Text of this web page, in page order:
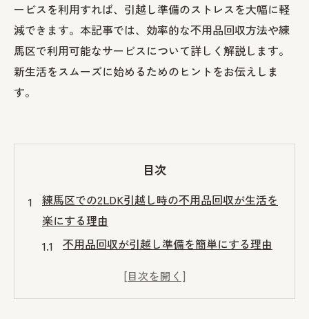
ービスを利用すれば、引越し準備のストレスを大幅に軽
減できます。本記事では、効率的な不用品回収方法や練
馬区で利用可能なサービスについて詳しく解説します。
新生活をスムーズに始めるためのヒントをお伝えしま
す。
目次
練馬区での2LDK引越し時の不用品回収が生活を
楽にする理由
不用品回収が引越し準備を簡単にする理由
時間と労力を節約する不用品回収の利点